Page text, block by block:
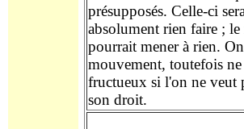
présupposés. Celle-ci
absolument rien faire ; le
pourrait mener à rien.
mouvement, toutefois
fructueux si l'on ne veut
son droit.